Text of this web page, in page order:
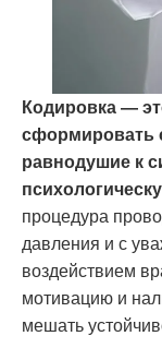
Кодировка —
сформировать
равнодушие к
процедура
давления и с
воздействием
мотивацию и
мешать